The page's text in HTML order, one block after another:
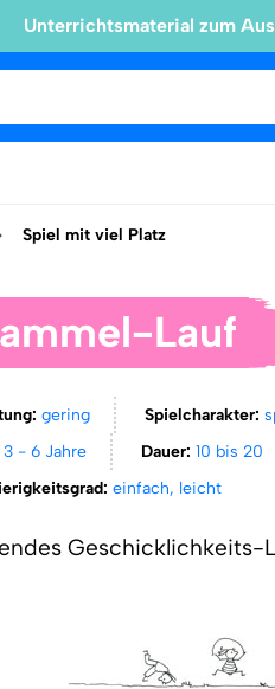
Unterrichtsmaterial zum
Spiel mit viel Platz
Lauf
gering Spielcharakter:
3 - 6 Jahre Dauer:10 bis 20
einfach, leicht
Geschicklichkeits-